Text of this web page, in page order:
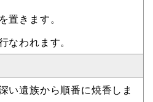
置きます。
なわれます。
い遺族から順番に焼香しま